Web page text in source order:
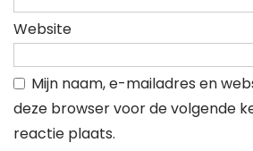
Website
Mijn naam, e-mailadres en
deze browser voor de volgende
reactie plaats.